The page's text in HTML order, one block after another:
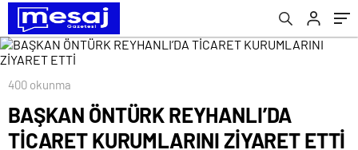
400 okunma
BAŞKAN ÖNTÜRK REYHANLI’DA
TİCARET KURUMLARINI ZİYARET ETTİ